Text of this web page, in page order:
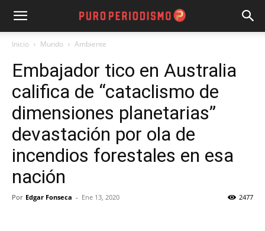
Inicio Mundo Ambiente
Embajador tico en Australia
califica de “cataclismo de
dimensiones planetarias”
devastación por ola de
incendios forestales en esa
nación
Por Edgar Fonseca - Ene 13, 2020 2477